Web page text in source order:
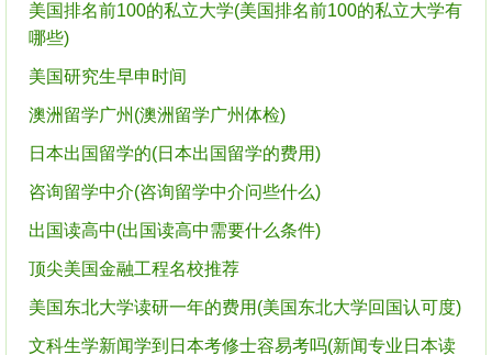
美国排名前100的私立大学(美国排名前100的私立大学有
哪些)
美国研究生早申时间
澳洲留学广州(澳洲留学广州体检)
日本出国留学的(日本出国留学的费用)
咨询留学中介(咨询留学中介问些什么)
出国读高中(出国读高中需要什么条件)
顶尖美国金融工程名校推荐
美国东北大学读研一年的费用(美国东北大学回国认可度)
文科生学新闻学到日本考修士容易考吗(新闻专业日本读